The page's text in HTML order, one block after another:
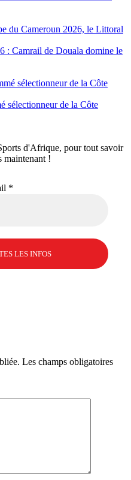
: Camrail de Douala domine le
sélectionneur de la Côte
d'Afrique, pour tout savoir
maintenant !
*
Les champs obligatoires